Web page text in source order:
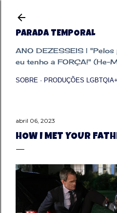
PARADA TEMPORAL
ANO DEZESSEIS | "Pelos
eu tenho a FORÇA!" (He-
SOBRE PRODUÇÕES LGBTQIA+
abril 06, 2023
HOW I MET YOUR